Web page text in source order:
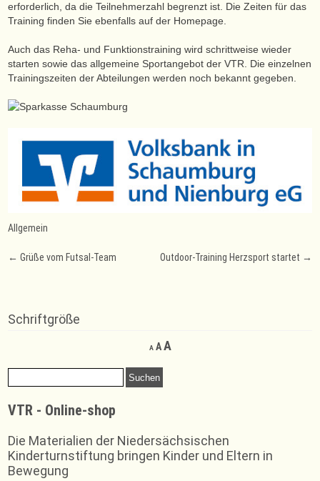
erforderlich, da die Teilnehmerzahl begrenzt ist. Die Zeiten für das
Training finden Sie ebenfalls auf der Homepage.
Auch das Reha- und Funktionstraining wird schrittweise wieder
starten sowie das allgemeine Sportangebot der VTR. Die einzelnen
Trainingszeiten der Abteilungen werden noch bekannt gegeben.
Allgemein
Post
← Grüße vom Futsal-Team Outdoor-Training Herzsport startet →
Schriftgröße
A
Decrease
font
AReset
size.
AIncrease
Suchen
nach:
VTR - Online-shop
Die Materialien der Niedersächsischen
Kinderturnstiftung bringen Kinder und Eltern in
Bewegung